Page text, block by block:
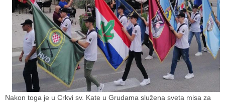
Nakon toga je u Crkvi sv. Kate u Grudama služena sveta misa za